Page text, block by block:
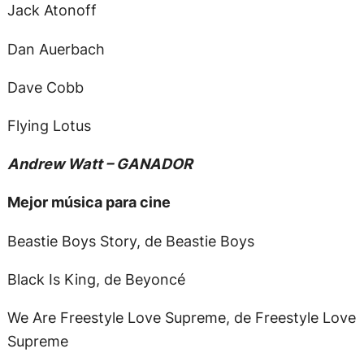
Jack Atonoff
Dan Auerbach
Dave Cobb
Flying Lotus
Andrew Watt – GANADOR
Mejor música para cine
Beastie Boys Story, de Beastie Boys
Black Is King, de Beyoncé
We Are Freestyle Love Supreme, de Freestyle Love
Supreme